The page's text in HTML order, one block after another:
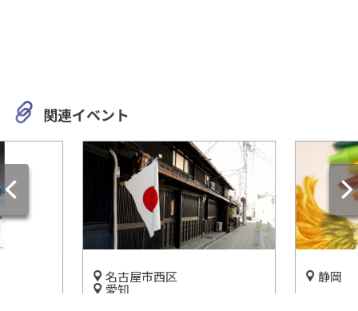
関連イベント
名古屋市西区
愛知
静岡